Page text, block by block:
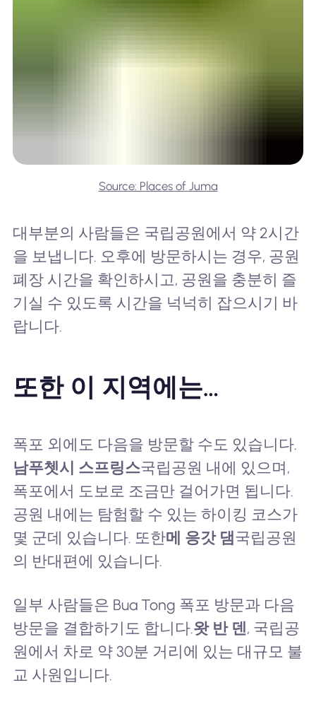
Source: Places of Juma
대부분의 사람들은 국립공원에서 약 2시간
을 보냅니다. 오후에 방문하시는 경우, 공원
폐장 시간을 확인하시고, 공원을 충분히 즐
기실 수 있도록 시간을 넉넉히 잡으시기 바
랍니다.
또한 이 지역에는…
폭포 외에도 다음을 방문할 수도 있습니다.
남푸쳇시 스프링스국립공원 내에 있으며,
폭포에서 도보로 조금만 걸어가면 됩니다.
공원 내에는 탐험할 수 있는 하이킹 코스가
몇 군데 있습니다. 또한메 응갓 댐국립공원
의 반대편에 있습니다.
일부 사람들은 Bua Tong 폭포 방문과 다음
방문을 결합하기도 합니다.왓 반 덴, 국립공
원에서 차로 약 30분 거리에 있는 대규모 불
교 사원입니다.